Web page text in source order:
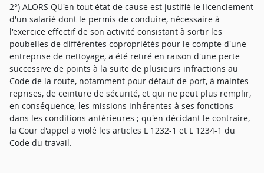
2°) ALORS QU'en tout état de cause est justifié le licenciement
d'un salarié dont le permis de conduire, nécessaire à
l'exercice effectif de son activité consistant à sortir les
poubelles de différentes copropriétés pour le compte d'une
entreprise de nettoyage, a été retiré en raison d'une perte
successive de points à la suite de plusieurs infractions au
Code de la route, notamment pour défaut de port, à maintes
reprises, de ceinture de sécurité, et qui ne peut plus remplir,
en conséquence, les missions inhérentes à ses fonctions
dans les conditions antérieures ; qu'en décidant le contraire,
la Cour d'appel a violé les articles L 1232-1 et L 1234-1 du
Code du travail.